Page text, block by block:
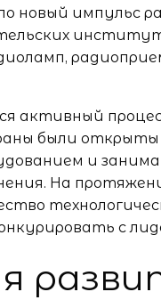
новый импульс
активный
были
и
На
с